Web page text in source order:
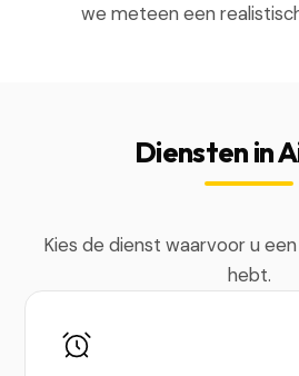
we meteen een
Diensten in
Kies de dienst waarvoor u
hebt.